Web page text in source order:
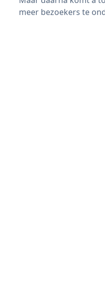
meer bezoekers te